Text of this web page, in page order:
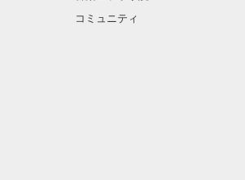
コミュニティ